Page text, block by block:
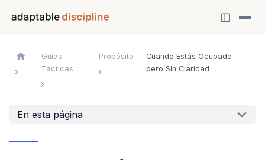
Guías
Tácticas
Propósito
Cuando Estás Ocupado
pero Sin Claridad
En esta página